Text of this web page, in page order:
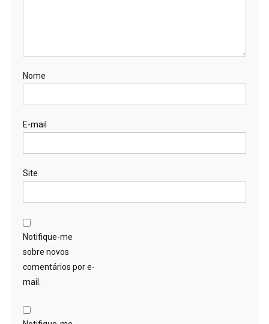
Nome
E-mail
Site
Notifique-me
sobre novos
comentários por e-
mail.